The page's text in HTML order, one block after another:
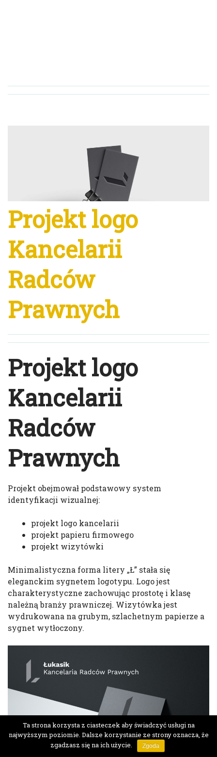
Projekt logo
Kancelarii
Radców
Prawnych
Projekt logo
Kancelarii
Radców
Prawnych
Projekt obejmował podstawowy system
identyfikacji wizualnej:
projekt logo kancelarii
projekt papieru firmowego
projekt wizytówki
Minimalistyczna forma litery „Ł” stała się
eleganckim sygnetem logotypu. Logo jest
charakterystyczne zachowując prostotę i klasę
należną branży prawniczej. Wizytówka jest
wydrukowana na grubym, szlachetnym papierze a
sygnet wytłoczony.
Ta strona korzysta z ciasteczek aby świadczyć usługi na
najwyższym poziomie. Dalsze korzystanie ze strony oznacza, że
zgadzasz się na ich użycie.
Zgoda